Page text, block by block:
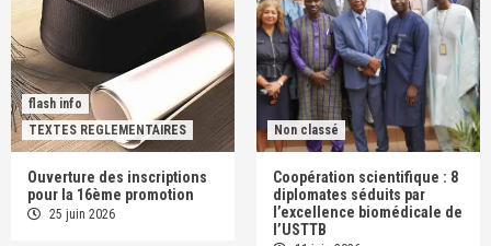
flash info
TEXTES REGLEMENTAIRES
Ouverture des inscriptions
pour la 16ème promotion
25 juin 2026
Non classé
Coopération scientifique : 8
diplomates séduits par
l’excellence biomédicale de
l’USTTB